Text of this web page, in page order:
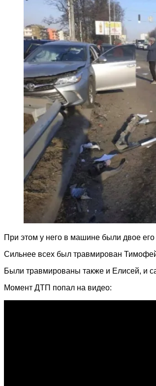
При этом у него в машине были двое
Сильнее всех был травмирован
Были травмированы также и Елисей, и
Момент ДТП попал на видео: